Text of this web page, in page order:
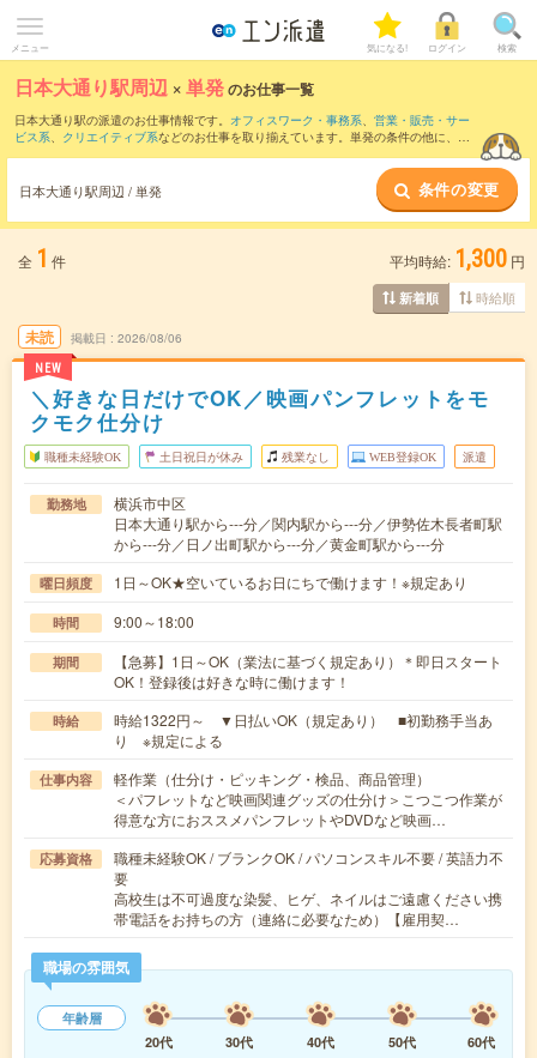
メニュー 気になる! ログイン 検索
日本大通り駅周辺 ×単発のお仕事一覧
日本大通り駅の派遣のお仕事情報です。 オフィスワーク・事務系、 営業・販売・サー
ビス系、 クリエイティブ系などのお仕事を取り揃えています。単発の条件の他に、 交
日本大通り駅周辺 / 単発 条件の変更
全 1 件 平均時給: 1,300 円
新着順 時給順
未読
NEW
掲載日 2026/08/06
＼好きな日だけでOK／映画パンフレットをモ
クモク仕分け
職種未経験OK 土日祝日が休み 残業なし WEB登録OK 派遣
勤務地
横浜市中区
日本大通り駅から---分／関内駅から---分／伊勢佐木長者町駅
から---分／日ノ出町駅から---分／黄金町駅から---分
曜日頻度 1日～OK★空いているお日にちで働けます！※規定あり
時間 9:00～18:00
期間
【急募】1日～OK（業法に基づく規定あり）＊即日スタート
OK！登録後は好きな時に働けます！
時給
時給1322円～ ▼日払いOK（規定あり） ■初勤務手当あ
り ※規定による
仕事内容
軽作業（仕分け・ピッキング・検品、商品管理）
＜パフレットなど映画関連グッズの仕分け＞こつこつ作業が
得意な方におススメパンフレットやDVDなど映画…
応募資格
職種未経験OK / ブランクOK / パソコンスキル不要 / 英語力不
要
高校生は不可過度な染髪、ヒゲ、ネイルはご遠慮ください携
帯電話をお持ちの方（連絡に必要なため）【雇用契…
職場の雰囲気
年齢層
20代
30代 40代 50代
60代